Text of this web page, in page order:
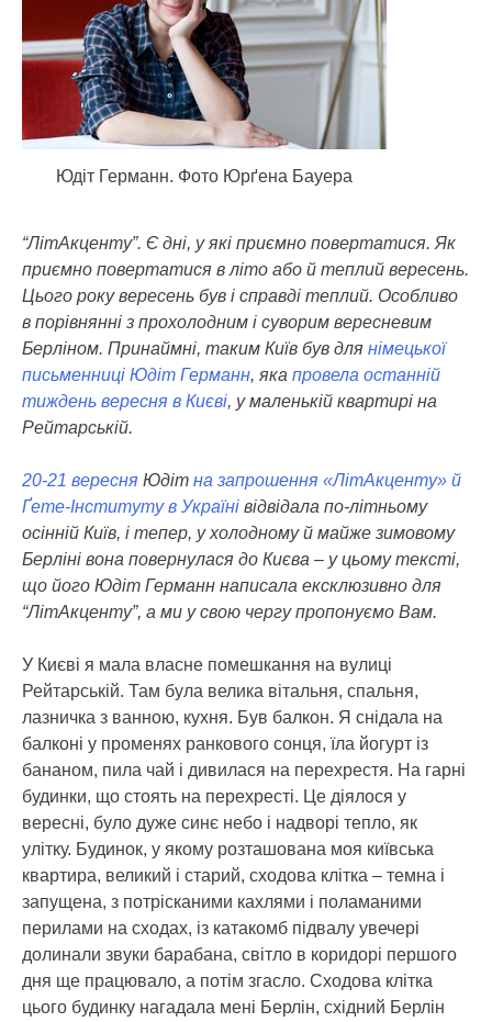
Юдіт Германн. Фото Юрґена Бауера
“ЛітАкценту”. Є дні, у які приємно повертатися. Як
приємно повертатися в літо або й теплий вересень.
Цього року вересень був і справді теплий. Особливо
в порівнянні з прохолодним і суворим вересневим
Берліном. Принаймні, таким Київ був для німецької
письменниці Юдіт Германн, яка провела останній
тиждень вересня в Києві, у маленькій квартирі на
Рейтарській.
20-21 вересня Юдіт на запрошення «ЛітАкценту» й
Ґете-Інституту в Україні відвідала по-літньому
осінній Київ, і тепер, у холодному й майже зимовому
Берліні вона повернулася до Києва – у цьому тексті,
що його Юдіт Германн написала ексклюзивно для
“ЛітАкценту”, а ми у свою чергу пропонуємо Вам.
У Києві я мала власне помешкання на вулиці
Рейтарській. Там була велика вітальня, спальня,
лазничка з ванною, кухня. Був балкон. Я снідала на
балконі у променях ранкового сонця, їла йогурт із
бананом, пила чай і дивилася на перехрестя. На гарні
будинки, що стоять на перехресті. Це діялося у
вересні, було дуже синє небо і надворі тепло, як
улітку. Будинок, у якому розташована моя київська
квартира, великий і старий, сходова клітка – темна і
запущена, з потрісканими кахлями і поламаними
перилами на сходах, із катакомб підвалу увечері
долинали звуки барабана, світло в коридорі першого
дня ще працювало, а потім згасло. Сходова клітка
цього будинку нагадала мені Берлін, східний Берлін